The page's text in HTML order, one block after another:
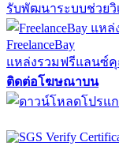
รับพัฒนาระบบช่วยวิ
FreelanceBay
แหล่งรวมฟรีแลนซ์
ติดต่อโฆษณาบน